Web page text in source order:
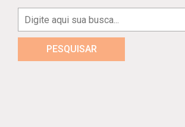
PESQUISAR